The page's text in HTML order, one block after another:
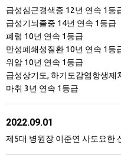
급성심근경색증 12년 연속 1등
급성기뇌졸중 14년 연속 1등급
폐렴 10년 연속 1등급
만성폐쇄성질환 10년 연속 1등
위암 10년 연속 1등급
급성상기도, 하기도감염항생제
마취 3년 연속 1등급
2022.09.01
제5대 병원장 이준연 사도요한